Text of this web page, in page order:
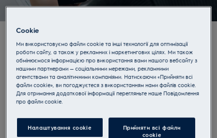
Завантажити інструкції
Знайдіть інструкцію для
приладу Electrolux тут.
Як сфотографувати заводську табличку
Cookie
Ми використовуємо файли cookie та інші технології для оптимізації
роботи сайту, а також у рекламних і маркетингових цілях. Ми також
обмінюємося інформацією про використання вами нашого вебсайту з
нашими партнерами — соціальними мережами, рекламними
агентствами та аналітичними компаніями. Натискаючи «Прийняти всі
файли cookie», ви погоджуєтеся з використанням нами файлів cookie.
Для отримання додаткової інформації перегляньте наше Пoвідомлення
прo файли cookie.
Налаштування cookie
Прийняти всі файли
сookie